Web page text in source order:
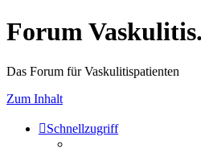
Forum
Das Forum für Vaskulitispatienten
Zum Inhalt
Schnellzugriff